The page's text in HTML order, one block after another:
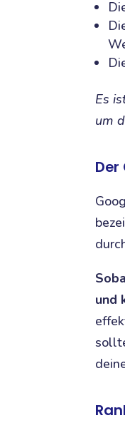
Es
um
Der
und